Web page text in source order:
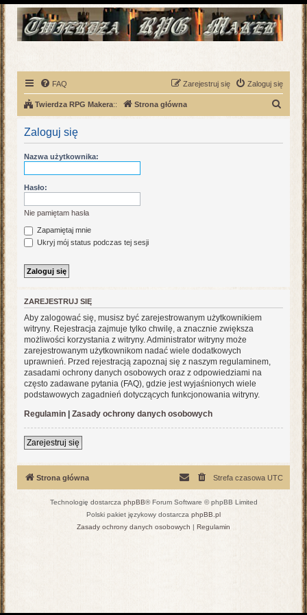
FAQ Zaloguj się
Zarejestruj się
Twierdza RPG Makera:: Strona główna
Zaloguj się
Nazwa użytkownika:
Hasło:
Nie pamiętam hasła
Zapamiętaj mnie
Ukryj mój status podczas tej sesji
ZAREJESTRUJ SIĘ
Aby zalogować się, musisz być zarejestrowanym użytkownikiem
witryny. Rejestracja zajmuje tylko chwilę, a znacznie zwiększa
możliwości korzystania z witryny. Administrator witryny może
zarejestrowanym użytkownikom nadać wiele dodatkowych
uprawnień. Przed rejestracją zapoznaj się z naszym regulaminem,
zasadami ochrony danych osobowych oraz z odpowiedziami na
często zadawane pytania (FAQ), gdzie jest wyjaśnionych wiele
podstawowych zagadnień dotyczących funkcjonowania witryny.
Regulamin | Zasady ochrony danych osobowych
Zarejestruj się
Strona główna Strefa czasowa UTC
Technologię dostarcza phpBB® Forum Software © phpBB Limited
Polski pakiet językowy dostarcza phpBB.pl
Zasady ochrony danych osobowych | Regulamin